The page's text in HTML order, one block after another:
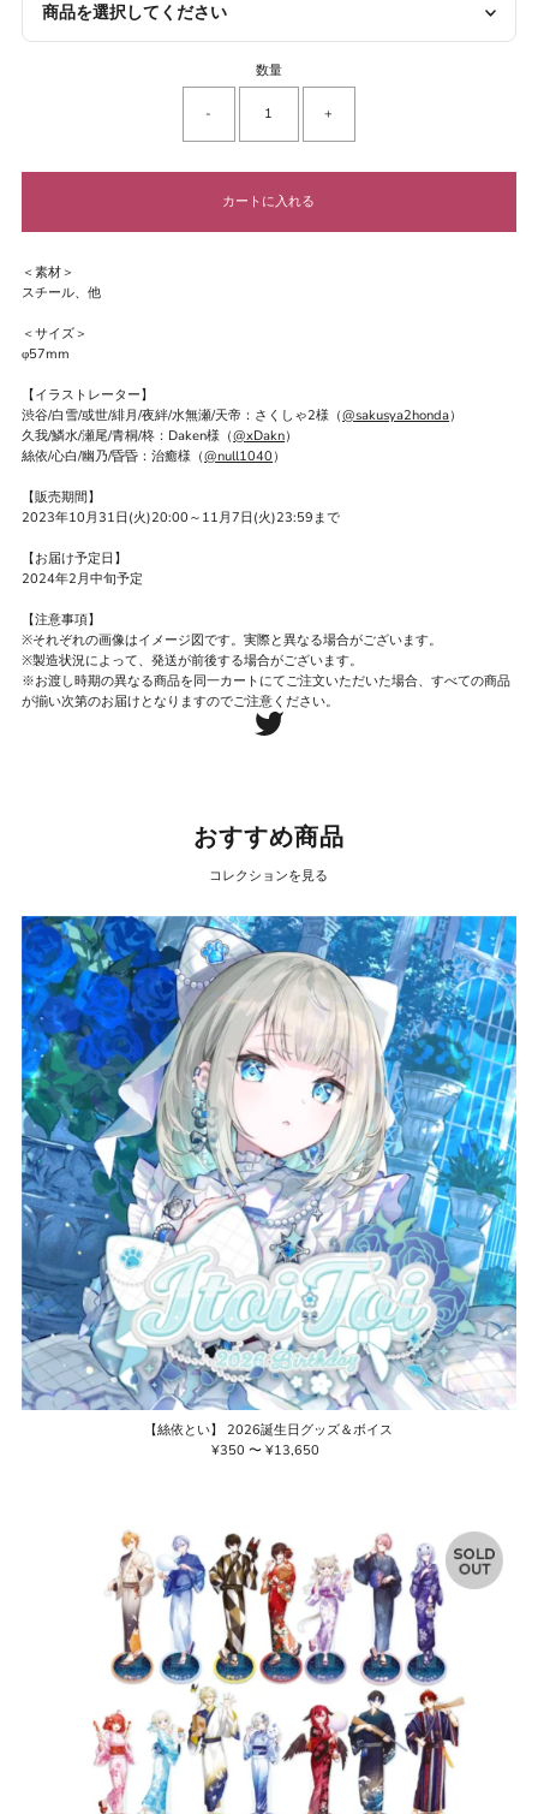
商品を選択してください
数量
- +
＜素材＞
スチール、他
＜サイズ＞
φ57mm
【イラストレーター】
渋谷/白雪/或世/緋月/夜絆/水無瀬/天帝：さくしゃ2様（@sakusya2honda）
久我/鱗水/瀬尾/青桐/柊：Daken様（@xDakn）
絲依/心白/幽乃/昏昏：治癒様（@null1040 ）
【販売期間】
2023年10月31日(火)20:00～11月7日(火)23:59まで
【お届け予定日】
2024年2月中旬予定
【注意事項】
※それぞれの画像はイメージ図です。実際と異なる場合がございます。
※製造状況によって、発送が前後する場合がございます。
※お渡し時期の異なる商品を同一カートにてご注文いただいた場合、すべての商品
が揃い次第のお届けとなりますのでご注意ください。
おすすめ商品
コレクションを見る
【絲依とい】 2026誕生日グッズ＆ボイス
通
¥350 〜 ¥13,650